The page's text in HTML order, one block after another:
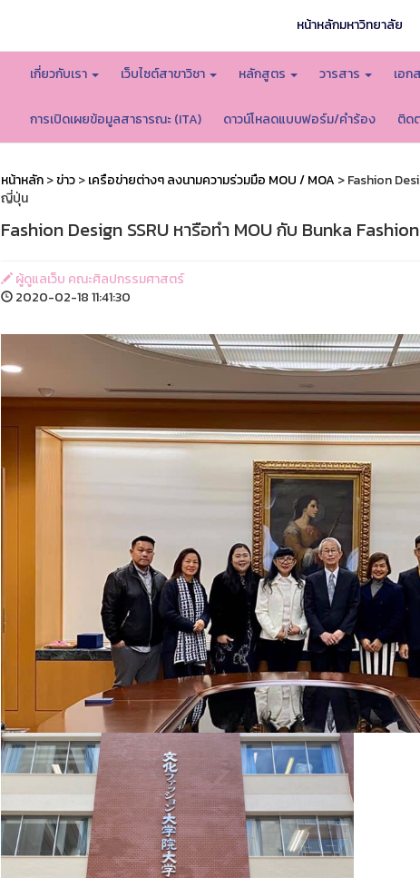
หน้าหลักมหาวิทยาลัย
เกี่ยวกับเรา เว็บไซต์สาขาวิชา หลักสูตร วารสาร เอก
การเปิดเผยข้อมูลสาธารณะ (ITA) ดาวน์โหลดแบบฟอร์ม/คำร้อง ติด
หน้าหลัก>ข่าว>เครือข่ายต่างๆ ลงนามความร่วมมือ MOU / MOA > Fashion
ญี่ปุ่น
Fashion Design SSRU หารือทำ MOU กับ Bunka
ผู้ดูแลเว็บ คณะศิลปกรรมศาสตร์
2020-02-18 11:41:30